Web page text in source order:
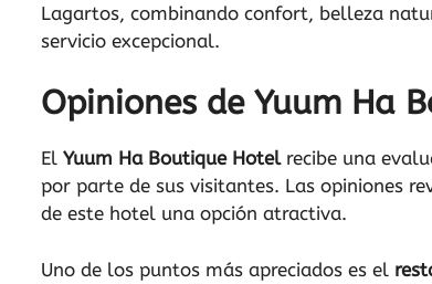
Lagartos, combinando confort, belleza
servicio excepcional.
Opiniones de Yuum Ha
El Yuum Ha Boutique Hotelrecibe una
por parte de sus visitantes. Las opiniones
de este hotel una opción atractiva.
Uno de los puntos más apreciados es el